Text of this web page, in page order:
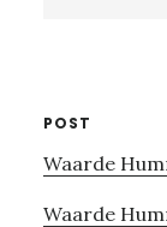
POST
Waarde
Waarde